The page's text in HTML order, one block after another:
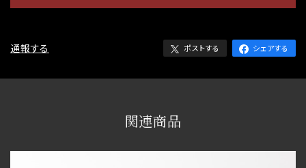
通報する ポストする シェアする
関連商品